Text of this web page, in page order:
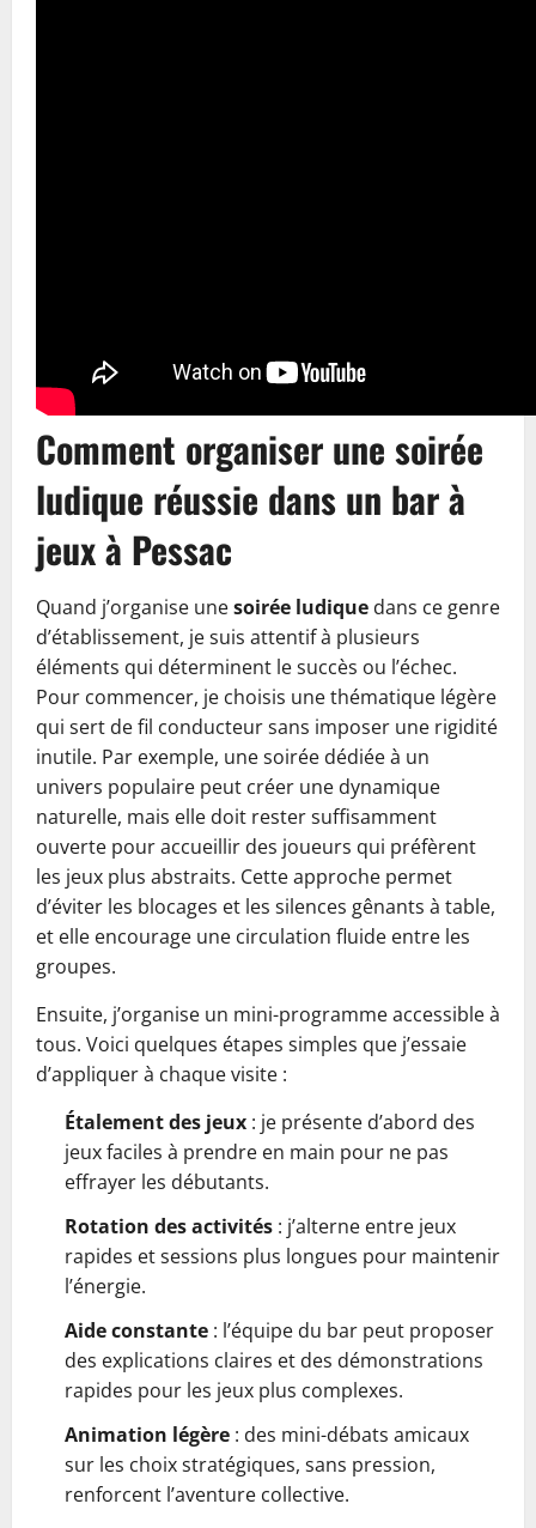
Comment organiser une soirée
ludique réussie dans un bar à
jeux à Pessac
Quand j’organise unesoirée ludique dans ce genre
d’établissement, je suis attentif à plusieurs
éléments qui déterminent le succès ou l’échec.
Pour commencer, je choisis une thématique légère
qui sert de fil conducteur sans imposer une rigidité
inutile. Par exemple, une soirée dédiée à un
univers populaire peut créer une dynamique
naturelle, mais elle doit rester suffisamment
ouverte pour accueillir des joueurs qui préfèrent
les jeux plus abstraits. Cette approche permet
d’éviter les blocages et les silences gênants à table,
et elle encourage une circulation fluide entre les
groupes.
Ensuite, j’organise un mini-programme accessible à
tous. Voici quelques étapes simples que j’essaie
d’appliquer à chaque visite :
Étalement des jeux : je présente d’abord des
jeux faciles à prendre en main pour ne pas
effrayer les débutants.
Rotation des activités : j’alterne entre jeux
rapides et sessions plus longues pour maintenir
l’énergie.
Aide constante : l’équipe du bar peut proposer
des explications claires et des démonstrations
rapides pour les jeux plus complexes.
Animation légère : des mini-débats amicaux
sur les choix stratégiques, sans pression,
renforcent l’aventure collective.